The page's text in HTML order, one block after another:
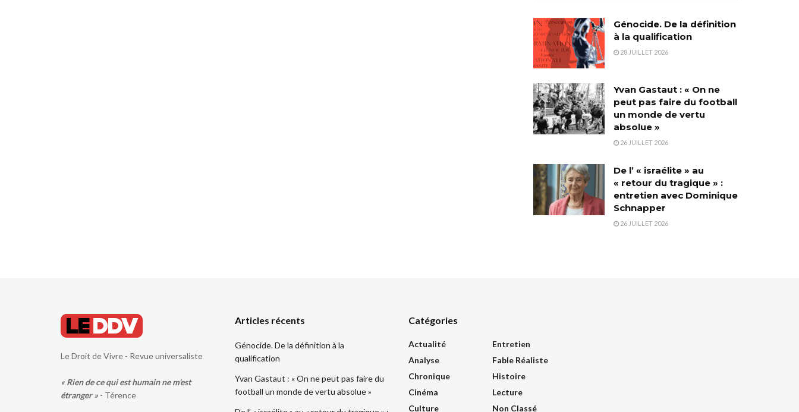
Génocide. De la définition
à la qualification
28 JUILLET 2026
Yvan Gastaut : « On ne
peut pas faire du football
un monde de vertu
absolue »
26 JUILLET 2026
De l’ « israélite » au
« retour du tragique » :
entretien avec Dominique
Schnapper
26 JUILLET 2026
Le Droit de Vivre - Revue universaliste
« Rien de ce qui est humain ne m'est
étranger » - Térence
Articles récents
Génocide. De la définition à la
qualification
Yvan Gastaut : « On ne peut pas faire du
football un monde de vertu absolue »
Catégories
Actualité
Analyse
Chronique
Cinéma
Culture
Entretien
Fable Réaliste
Histoire
Lecture
Non Classé